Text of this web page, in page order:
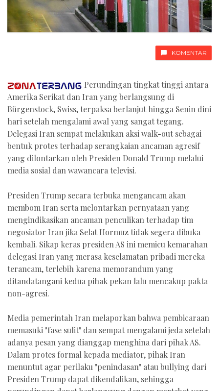
KOMENTAR
Perundingan tingkat tinggi antara
Amerika Serikat dan Iran yang berlangsung di
Bürgenstock, Swiss, terpaksa berlanjut hingga Senin dini
hari setelah mengalami awal yang sangat tegang.
Delegasi Iran sempat melakukan aksi walk-out sebagai
bentuk protes terhadap serangkaian ancaman agresif
yang dilontarkan oleh Presiden Donald Trump melalui
media sosial dan wawancara televisi.
Presiden Trump secara terbuka mengancam akan
membom Iran serta melontarkan pernyataan yang
mengindikasikan ancaman penculikan terhadap tim
negosiator Iran jika Selat Hormuz tidak segera dibuka
kembali. Sikap keras presiden AS ini memicu kemarahan
delegasi Iran yang merasa keselamatan pribadi mereka
terancam, terlebih karena memorandum yang
ditandatangani kedua pihak pekan lalu mencakup pakta
non-agresi.
Media pemerintah Iran melaporkan bahwa pembicaraan
memasuki "fase sulit" dan sempat mengalami jeda setelah
adanya pesan yang dianggap menghina dari pihak AS.
Dalam protes formal kepada mediator, pihak Iran
menuntut agar perilaku "penindasan" atau bullying dari
Presiden Trump dapat dikendalikan, sehingga